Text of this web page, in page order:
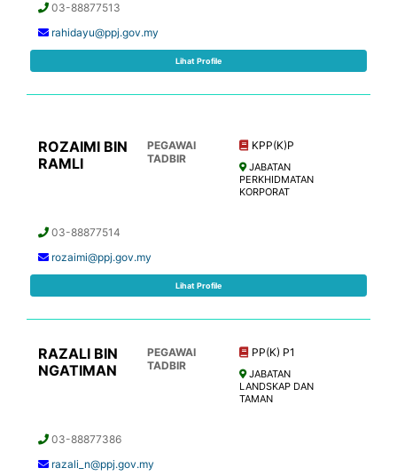
03-88877513
rahidayu@ppj.gov.my
Lihat Profile
ROZAIMI BIN
RAMLI
PEGAWAI
TADBIR
KPP(K)P
JABATAN
PERKHIDMATAN
KORPORAT
03-88877514
rozaimi@ppj.gov.my
Lihat Profile
RAZALI BIN
NGATIMAN
PEGAWAI
TADBIR
PP(K) P1
JABATAN
LANDSKAP DAN
TAMAN
03-88877386
razali_n@ppj.gov.my